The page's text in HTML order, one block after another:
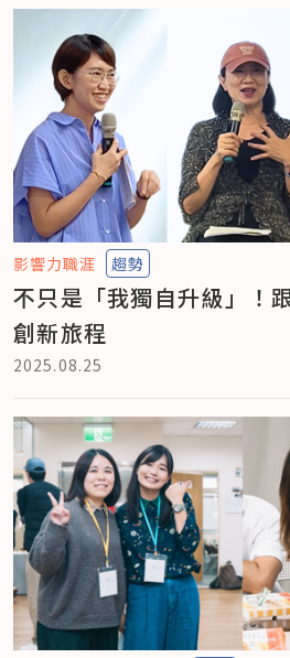
影響力職涯 趨勢
不只是「我獨自升級」！
創新旅程
2025.08.25